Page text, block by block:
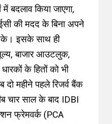
बदलाव किया जाएगा,
की मदद के बिना अपने
इसके साथ ही
बाजार आउटलुक,
के हितों को भी
दो महीने पहले रिजर्व बैंक
चार साल के बाद IDBI
फ्रेमवर्क (PCA